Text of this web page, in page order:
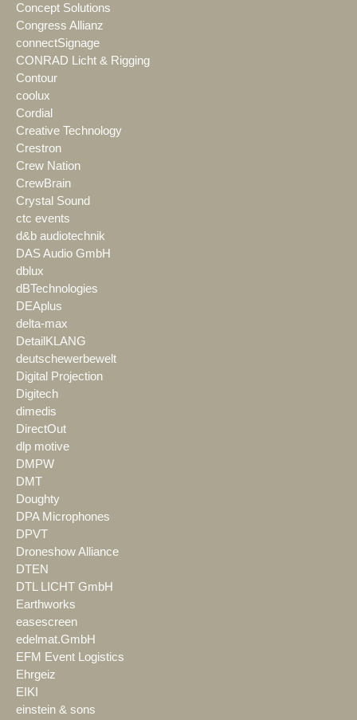
Concept Solutions
Congress Allianz
connectSignage
CONRAD Licht & Rigging
Contour
coolux
Cordial
Creative Technology
Crestron
Crew Nation
CrewBrain
Crystal Sound
ctc events
d&b audiotechnik
DAS Audio GmbH
dblux
dBTechnologies
DEAplus
delta-max
DetailKLANG
deutschewerbewelt
Digital Projection
Digitech
dimedis
DirectOut
dlp motive
DMPW
DMT
Doughty
DPA Microphones
DPVT
Droneshow Alliance
DTEN
DTL LICHT GmbH
Earthworks
easescreen
edelmat.GmbH
EFM Event Logistics
Ehrgeiz
EIKI
einstein & sons